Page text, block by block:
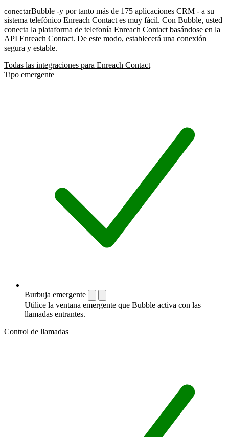
conectarBubble -y por tanto más de 175 aplicaciones CRM - a su
sistema telefónico Enreach Contact es muy fácil. Con Bubble, usted
conecta la plataforma de telefonía Enreach Contact basándose en la
API Enreach Contact. De este modo, establecerá una conexión
segura y estable.
Todas las integraciones para Enreach Contact
Tipo emergente
Burbuja emergente
Utilice la ventana emergente que Bubble activa con las
llamadas entrantes.
Control de llamadas